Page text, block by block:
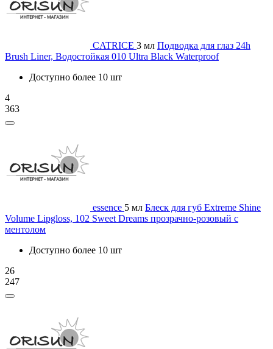
CATRICE 3 мл Подводка для глаз 24h
Brush Liner, Водостойкая 010 Ultra Black Waterproof
Доступно более 10 шт
4
363
essence 5 мл Блеск для губ Extreme Shine
Volume Lipgloss, 102 Sweet Dreams прозрачно-розовый с
ментолом
Доступно более 10 шт
26
247